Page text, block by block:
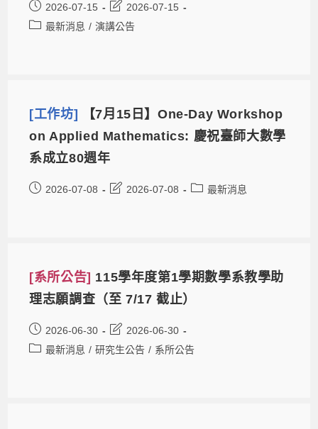
2026-07-15
2026-07-15
最新消息 / 演講公告
[工作坊]
【7月15日】One-Day Workshop
on Applied Mathematics: 慶祝臺師大數學
系成立80週年
2026-07-08 2026-07-08 最新消息
[系所公告] 115學年度第1學期數學系教學助
理志願調查（至 7/17 截止）
2026-06-30
2026-06-30
最新消息 / 研究生公告 / 系所公告